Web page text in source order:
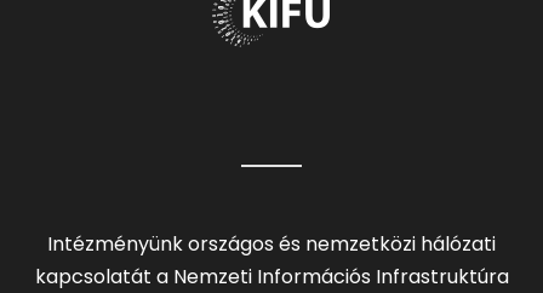
Intézményünk országos és nemzetközi hálózati
kapcsolatát a Nemzeti Információs Infrastruktúra